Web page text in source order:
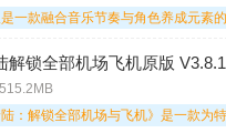
解锁全部机场飞机原版 V3.8.1